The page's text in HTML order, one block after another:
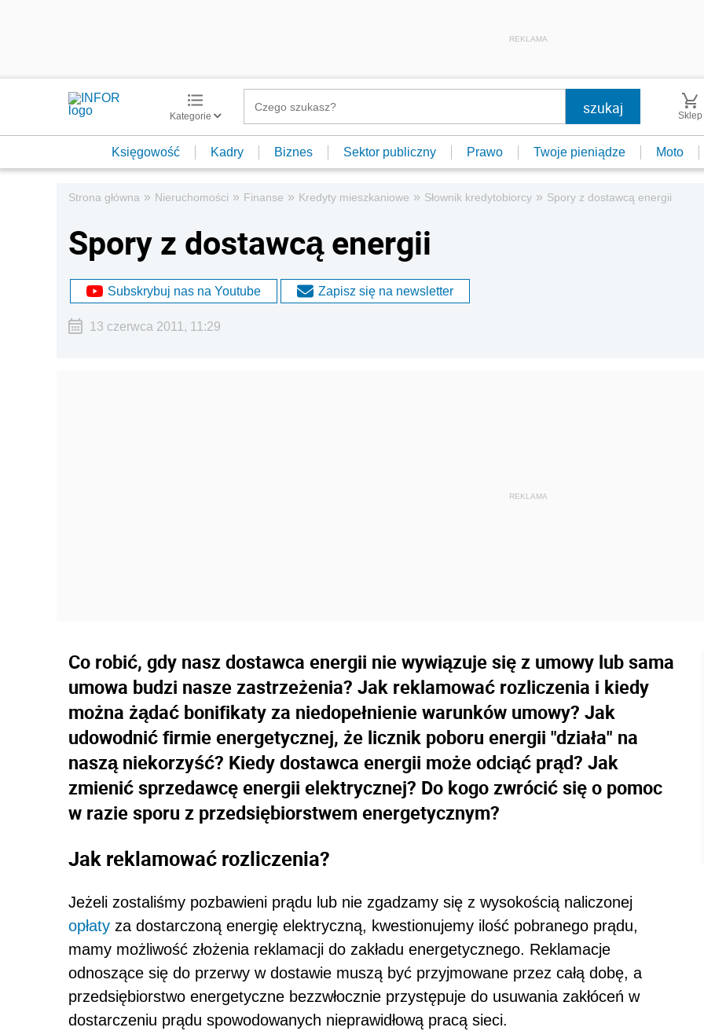
REKLAMA
Kategorie Sklep
Księgowość Kadry Biznes Sektor publiczny Prawo Twoje pieniądze Moto
Strona główna » Nieruchomości » Finanse » Kredyty mieszkaniowe » Słownik kredytobiorcy » Spory z dostawcą energii
Spory z dostawcą energii
Subskrybuj nas na Youtube Zapisz się na newsletter
13 czerwca 2011, 11:29
Co robić, gdy nasz dostawca energii nie wywiązuje się z umowy lub sama
umowa budzi nasze zastrzeżenia? Jak reklamować rozliczenia i kiedy
można żądać bonifikaty za niedopełnienie warunków umowy? Jak
udowodnić firmie energetycznej, że licznik poboru energii "działa" na
naszą niekorzyść? Kiedy dostawca energii może odciąć prąd? Jak
zmienić sprzedawcę energii elektrycznej? Do kogo zwrócić się o pomoc
w razie sporu z przedsiębiorstwem energetycznym?
Jak reklamować rozliczenia?
Jeżeli zostaliśmy pozbawieni prądu lub nie zgadzamy się z wysokością naliczonej
opłaty za dostarczoną energię elektryczną, kwestionujemy ilość pobranego prądu,
mamy możliwość złożenia reklamacji do zakładu energetycznego. Reklamacje
odnoszące się do przerwy w dostawie muszą być przyjmowane przez całą dobę, a
przedsiębiorstwo energetyczne bezzwłocznie przystępuje do usuwania zakłóceń w
dostarczeniu prądu spowodowanych nieprawidłową pracą sieci.